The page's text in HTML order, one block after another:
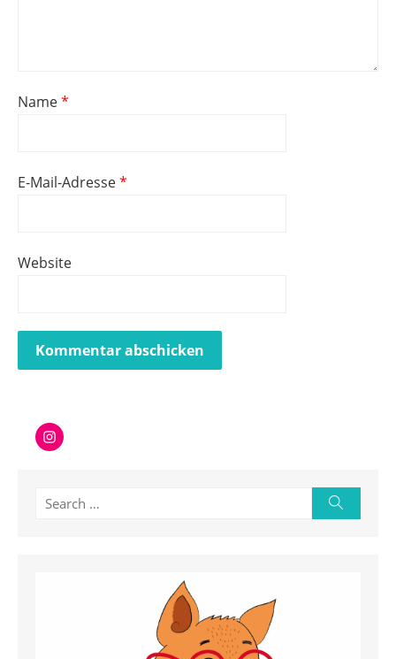
Name*
E-Mail-Adresse*
Website
Instagram
Search